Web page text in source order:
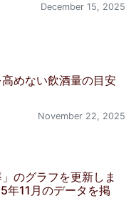
December 15, 2025
めない飲酒量の目安
November 22, 2025
」のグラフを更新しま
年11月のデータを掲